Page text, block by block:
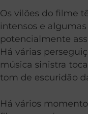
Os vilões do filme
intensos e
potencialmente
Há várias
música sinistra
tom de escuridão
Há vários